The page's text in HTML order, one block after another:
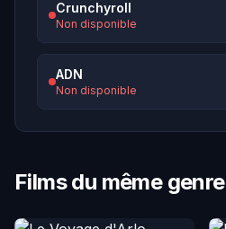
Crunchyroll
Non disponible
ADN
Non disponible
Films du même genre